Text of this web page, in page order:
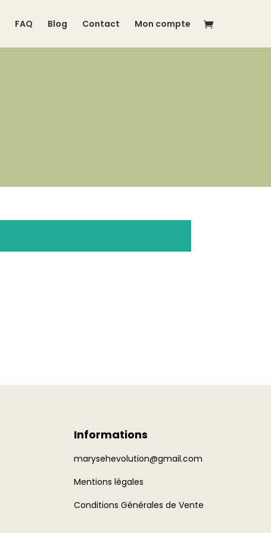
FAQ Blog Contact Mon compte
Informations
marysehevolution@gmail.com
Mentions légales
Conditions Générales de Vente